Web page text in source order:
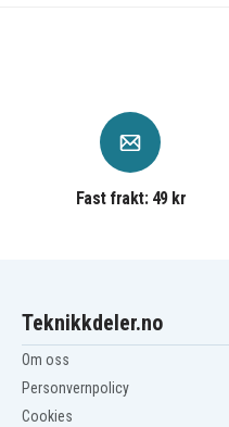
Fast frakt: 49 kr
Teknikkdeler.no
Om oss
Personvernpolicy
Cookies